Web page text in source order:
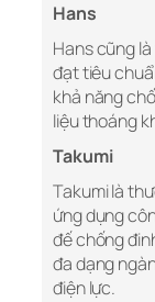
Hans
Hans cũng
đạt tiêu
khả năng
liệu thoáng
Takumi
Takumi là
ứng dụng
đế chống
đa dạng
điện lực.